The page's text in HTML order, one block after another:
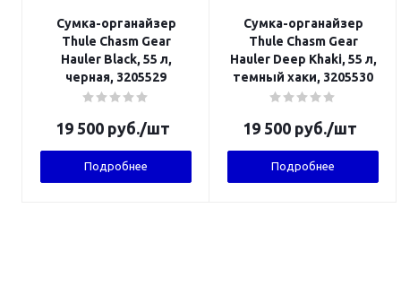
Сумка-органайзер
Thule Chasm Gear
Hauler Black, 55 л,
черная, 3205529
19 500 руб./шт
Подробнее
Сумка-органайзер
Thule Chasm Gear
Hauler Deep Khaki, 55 л,
темный хаки, 3205530
19 500 руб./шт
Подробнее